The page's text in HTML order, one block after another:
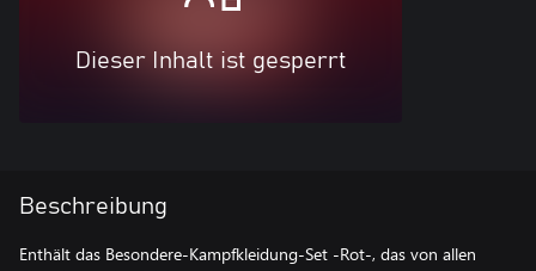
Dieser Inhalt ist gesperrt
Beschreibung
Enthält das Besondere-Kampfkleidung-Set -Rot-, das von allen